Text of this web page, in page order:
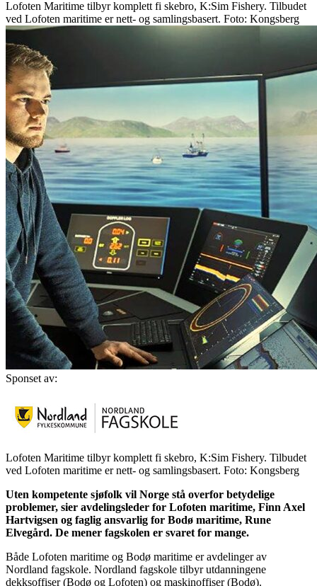
Lofoten Maritime tilbyr komplett fi skebro, K:Sim Fishery. Tilbudet
ved Lofoten maritime er nett- og samlingsbasert. Foto: Kongsberg
Sponset av:
Lofoten Maritime tilbyr komplett fi skebro, K:Sim Fishery. Tilbudet
ved Lofoten maritime er nett- og samlingsbasert. Foto: Kongsberg
Uten kompetente sjøfolk vil Norge stå overfor betydelige
problemer, sier avdelingsleder for Lofoten maritime, Finn Axel
Hartvigsen og faglig ansvarlig for Bodø maritime, Rune
Elvegård. De mener fagskolen er svaret for mange.
Både Lofoten maritime og Bodø maritime er avdelinger av
Nordland fagskole. Nordland fagskole tilbyr utdanningene
dekksoffiser (Bodø og Lofoten) og maskinoffiser (Bodø).